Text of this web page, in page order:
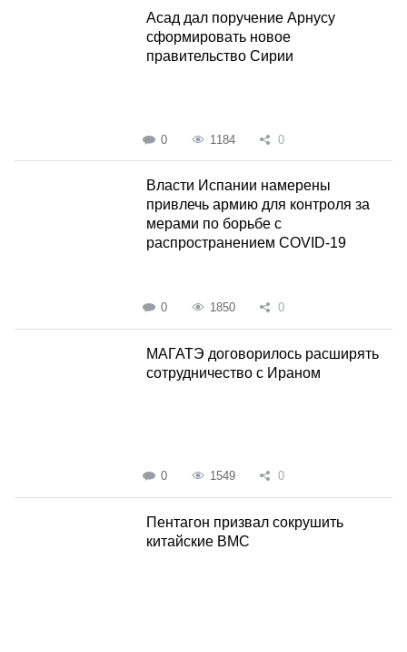
Асад дал поручение Арнусу
сформировать новое
правительство Сирии
0 1184 0
Власти Испании намерены
привлечь армию для контроля за
мерами по борьбе с
распространением COVID-19
0 1850 0
МАГАТЭ договорилось расширять
сотрудничество с Ираном
0 1549 0
Пентагон призвал сокрушить
китайские ВМС